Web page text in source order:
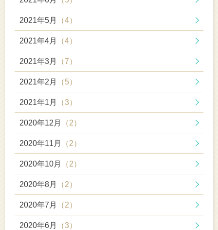
2021年5月 （4）
2021年4月 （4）
2021年3月 （7）
2021年2月 （5）
2021年1月 （3）
2020年12月 （2）
2020年11月 （2）
2020年10月 （2）
2020年8月 （2）
2020年7月 （2）
2020年6月 （3）